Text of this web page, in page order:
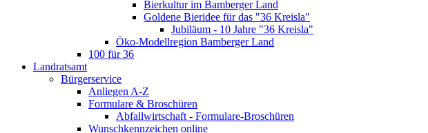
Bierkultur im Bamberger Land
Goldene Bieridee für das "36 Kreisla"
Jubiläum - 10 Jahre "36 Kreisla"
Öko-Modellregion Bamberger Land
100 für 36
Landratsamt
Bürgerservice
Anliegen A-Z
Formulare & Broschüren
Abfallwirtschaft - Formulare-Broschüren
Wunschkennzeichen online